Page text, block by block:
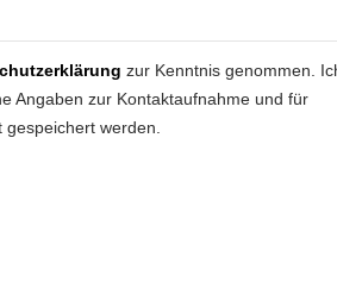
zur Kenntnis genommen.
Angaben zur Kontaktaufnahme und für
werden.